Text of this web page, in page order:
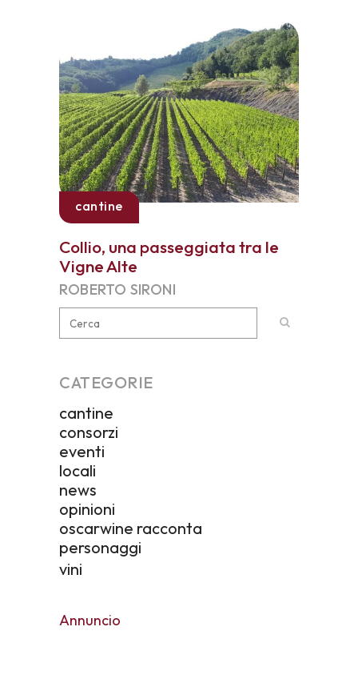
cantine
Collio, una passeggiata tra le
Vigne Alte
ROBERTO SIRONI
CATEGORIE
cantine
consorzi
eventi
locali
news
opinioni
oscarwine racconta
personaggi
vini
Annuncio